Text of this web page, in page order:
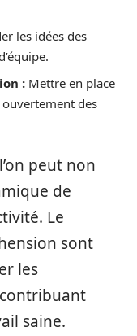
les idées des
: Mettre en place
des
peut non
de
Le
sont
les
saine.